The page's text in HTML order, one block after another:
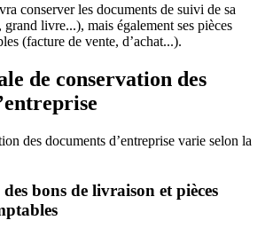
conserver les documents de suivi de sa
livre...), mais également ses pièces
(facture de vente, d’achat...).
de conservation des
des documents d’entreprise varie selon la
bons de livraison et pièces